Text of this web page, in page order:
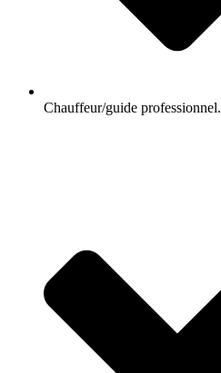
Chauffeur/guide professionnel.